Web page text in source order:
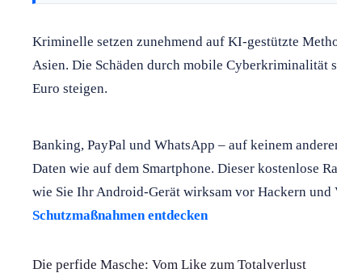
Kriminelle setzen zunehmend auf KI-gestützte
Asien. Die Schäden durch mobile
Euro steigen.
Banking, PayPal und WhatsApp – auf keinem
Daten wie auf dem Smartphone. Dieser kostenlose
wie Sie Ihr Android-Gerät wirksam vor Hackern und
Schutzmaßnahmen entdecken
Die perfide Masche: Vom Like zum Totalverlust